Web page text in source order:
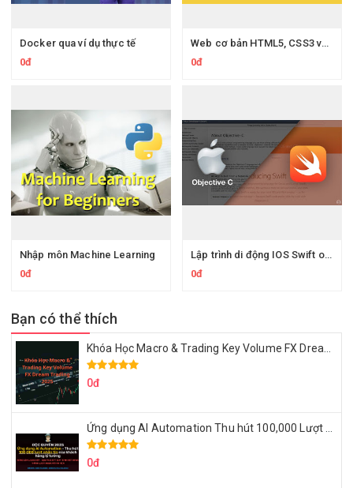
Docker qua ví dụ thực tế
0đ
Web cơ bản HTML5, CSS3 và Javascript
0đ
Nhập môn Machine Learning
0đ
Lập trình di động IOS Swift online
0đ
Bạn có thể thích
0đ
0đ